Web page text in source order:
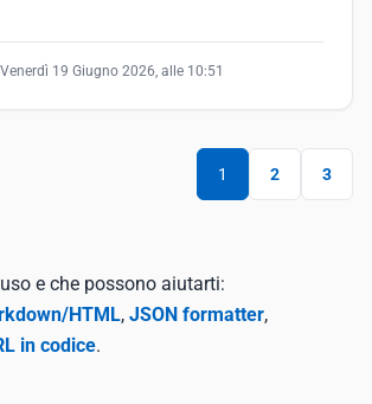
Venerdì 19 Giugno 2026, alle 10:51
1 2 3
e che possono aiutarti:
HTML, JSON formatter,
in codice.